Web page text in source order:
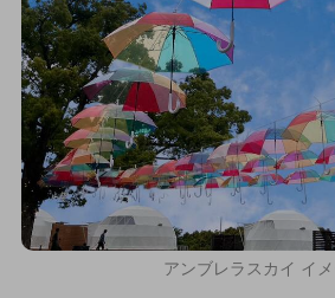
アンブレラスカイ イ